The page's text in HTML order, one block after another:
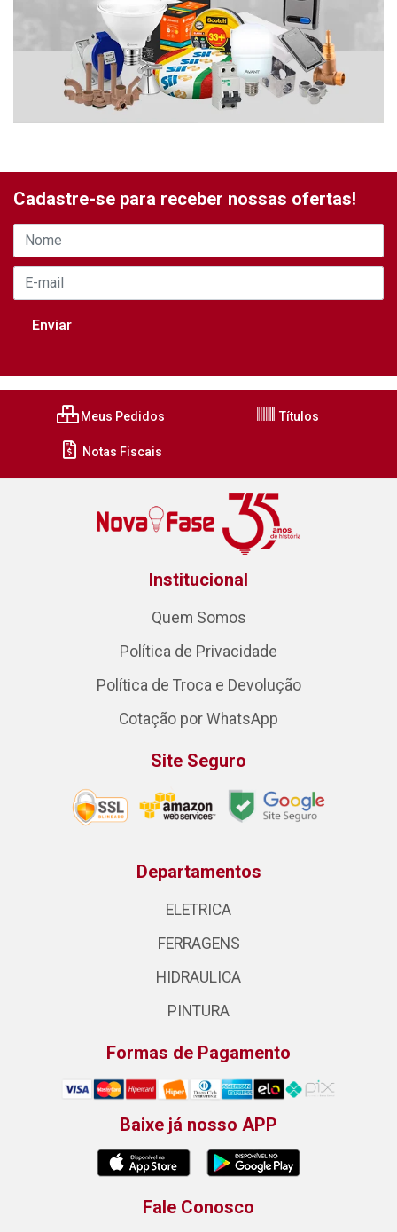
Cadastre-se para receber nossas ofertas!
Meus Pedidos Títulos
Notas Fiscais
Institucional
Quem Somos
Política de Privacidade
Política de Troca e Devolução
Cotação por WhatsApp
Site Seguro
Departamentos
ELETRICA
FERRAGENS
HIDRAULICA
PINTURA
Formas de Pagamento
Baixe já nosso APP
Fale Conosco